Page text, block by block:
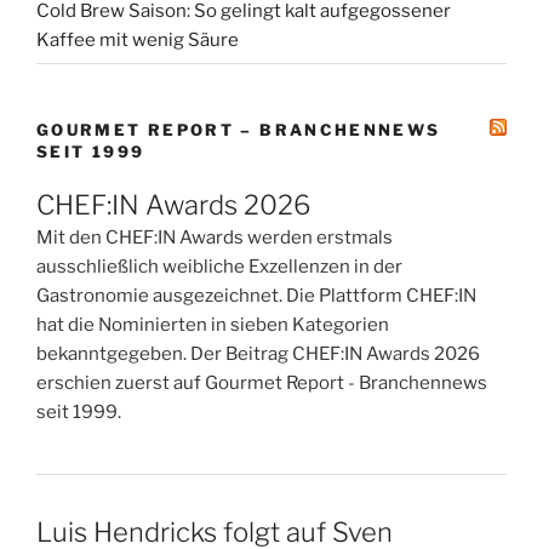
Cold Brew Saison: So gelingt kalt aufgegossener
Kaffee mit wenig Säure
GOURMET REPORT – BRANCHENNEWS
SEIT 1999
CHEF:IN Awards 2026
Mit den CHEF:IN Awards werden erstmals
ausschließlich weibliche Exzellenzen in der
Gastronomie ausgezeichnet. Die Plattform CHEF:IN
hat die Nominierten in sieben Kategorien
bekanntgegeben. Der Beitrag CHEF:IN Awards 2026
erschien zuerst auf Gourmet Report - Branchennews
seit 1999.
Luis Hendricks folgt auf Sven